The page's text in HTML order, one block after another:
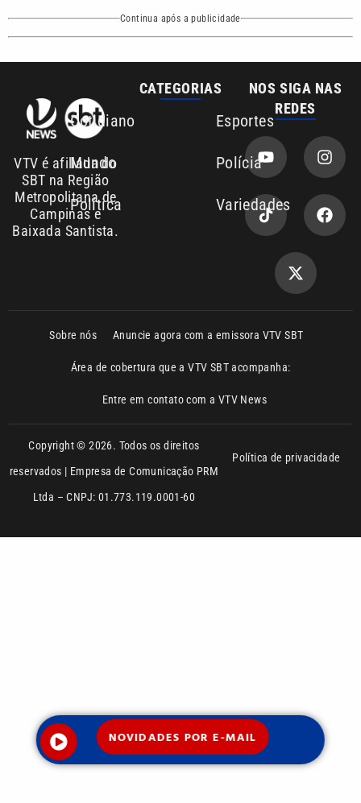
NOVIDADES POR E-MAIL
Continua após a publicidade
VTV é afiliada do
SBT na Região
Metropolitana de
Campinas e
Baixada Santista.
CATEGORIAS
Cotidiano Esportes
Mundo Polícia
Política Variedades
NOS SIGA NAS
REDES
Sobre nós Anuncie agora com a emissora VTV SBT
Área de cobertura que a VTV SBT acompanha:
Entre em contato com a VTV News
Copyright © 2026. Todos os direitos
reservados | Empresa de Comunicação PRM
Ltda – CNPJ: 01.773.119.0001-60
Política de privacidade